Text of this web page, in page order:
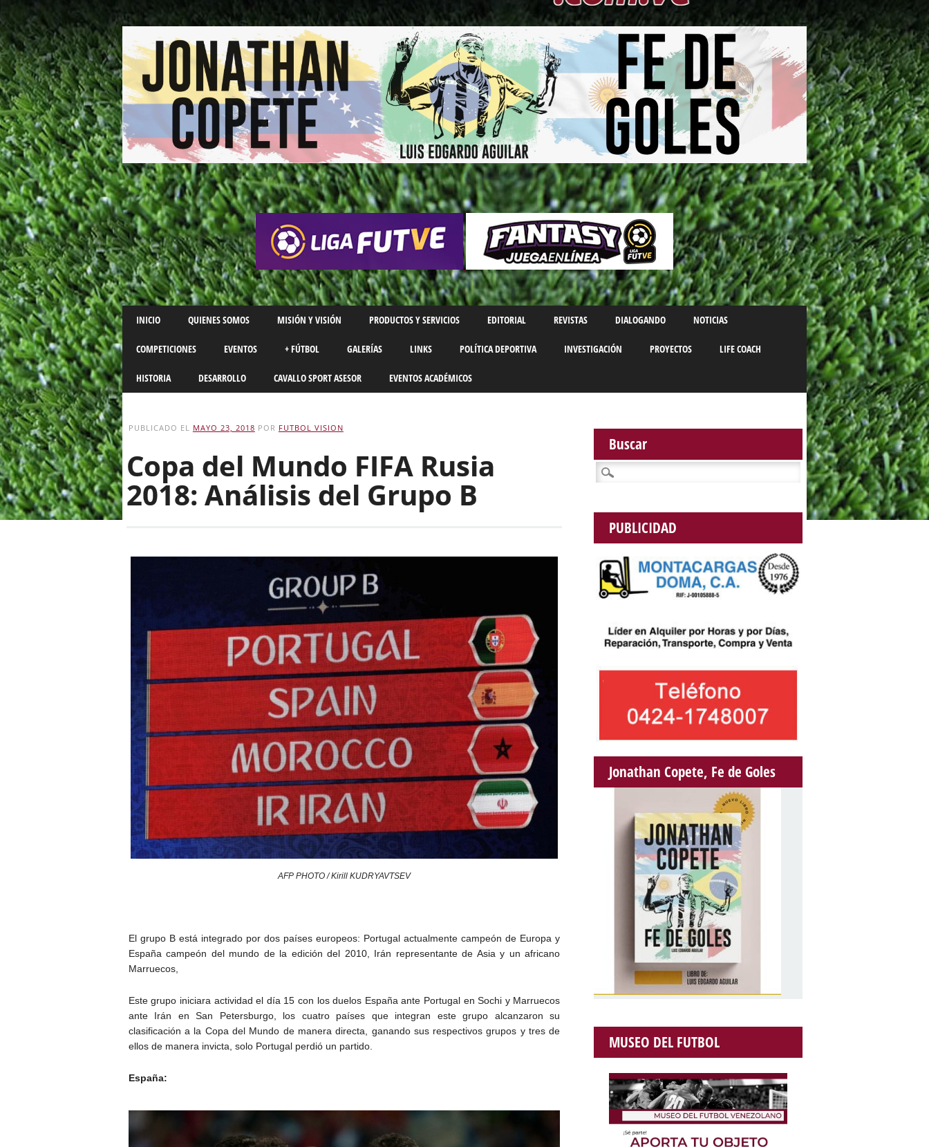
Main menu
Skip
to
content
INICIO QUIENES SOMOS MISIÓN Y VISIÓN PRODUCTOS Y SERVICIOS EDITORIAL REVISTAS DIALOGANDO NOTICIAS
COMPETICIONES EVENTOS + FÚTBOL GALERÍAS LINKS POLÍTICA DEPORTIVA INVESTIGACIÓN PROYECTOS LIFE COACH
HISTORIA DESARROLLO CAVALLO SPORT ASESOR EVENTOS ACADÉMICOS
PUBLICADO EL MAYO 23, 2018 POR FUTBOL VISION
Copa del Mundo FIFA Rusia
2018: Análisis del Grupo B
AFP PHOTO / Kirill KUDRYAVTSEV
El grupo B está integrado por dos países europeos: Portugal actualmente campeón de Europa y
España campeón del mundo de la edición del 2010, Irán representante de Asia y un africano
Marruecos,
Este grupo iniciara actividad el día 15 con los duelos España ante Portugal en Sochi y Marruecos
ante Irán en San Petersburgo, los cuatro países que integran este grupo alcanzaron su
clasificación a la Copa del Mundo de manera directa, ganando sus respectivos grupos y tres de
ellos de manera invicta, solo Portugal perdió un partido.
España:
Buscar
Buscar:
PUBLICIDAD
Jonathan Copete, Fe de Goles
MUSEO DEL FUTBOL